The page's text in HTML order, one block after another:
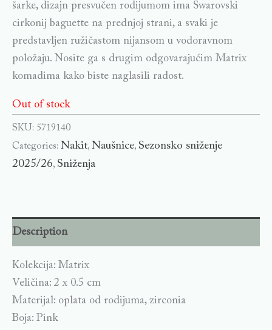
šarke, dizajn presvučen rodijumom ima Swarovski
cirkonij baguette na prednjoj strani, a svaki je
predstavljen ružičastom nijansom u vodoravnom
položaju. Nosite ga s drugim odgovarajućim Matrix
komadima kako biste naglasili radost.
Out of stock
SKU: 5719140
Categories: Nakit, Naušnice, Sezonsko sniženje
2025/26, Sniženja
Description
Kolekcija: Matrix
Veličina: 2 x 0.5 cm
Materijal: oplata od rodijuma, zirconia
Boja: Pink